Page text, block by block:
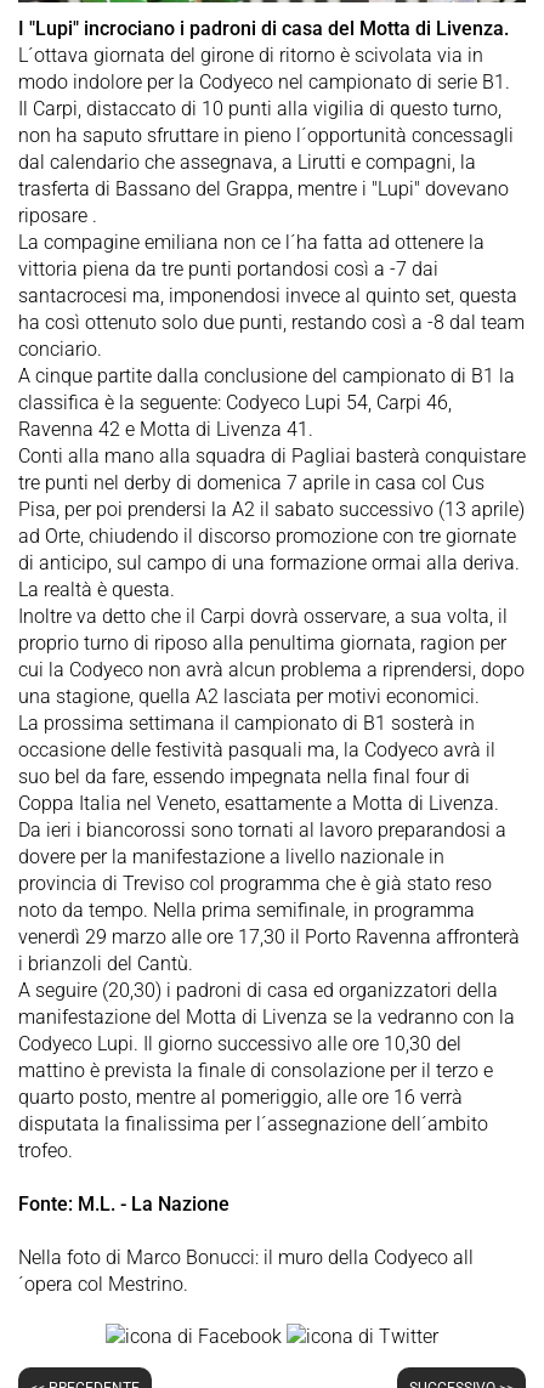
I "Lupi" incrociano i padroni di casa del Motta di Livenza.
L´ottava giornata del girone di ritorno è scivolata via in
modo indolore per la Codyeco nel campionato di serie B1.
Il Carpi, distaccato di 10 punti alla vigilia di questo turno,
non ha saputo sfruttare in pieno l´opportunità concessagli
dal calendario che assegnava, a Lirutti e compagni, la
trasferta di Bassano del Grappa, mentre i "Lupi" dovevano
riposare .
La compagine emiliana non ce l´ha fatta ad ottenere la
vittoria piena da tre punti portandosi così a -7 dai
santacrocesi ma, imponendosi invece al quinto set, questa
ha così ottenuto solo due punti, restando così a -8 dal team
conciario.
A cinque partite dalla conclusione del campionato di B1 la
classifica è la seguente: Codyeco Lupi 54, Carpi 46,
Ravenna 42 e Motta di Livenza 41.
Conti alla mano alla squadra di Pagliai basterà conquistare
tre punti nel derby di domenica 7 aprile in casa col Cus
Pisa, per poi prendersi la A2 il sabato successivo (13 aprile)
ad Orte, chiudendo il discorso promozione con tre giornate
di anticipo, sul campo di una formazione ormai alla deriva.
La realtà è questa.
Inoltre va detto che il Carpi dovrà osservare, a sua volta, il
proprio turno di riposo alla penultima giornata, ragion per
cui la Codyeco non avrà alcun problema a riprendersi, dopo
una stagione, quella A2 lasciata per motivi economici.
La prossima settimana il campionato di B1 sosterà in
occasione delle festività pasquali ma, la Codyeco avrà il
suo bel da fare, essendo impegnata nella final four di
Coppa Italia nel Veneto, esattamente a Motta di Livenza.
Da ieri i biancorossi sono tornati al lavoro preparandosi a
dovere per la manifestazione a livello nazionale in
provincia di Treviso col programma che è già stato reso
noto da tempo. Nella prima semifinale, in programma
venerdì 29 marzo alle ore 17,30 il Porto Ravenna affronterà
i brianzoli del Cantù.
A seguire (20,30) i padroni di casa ed organizzatori della
manifestazione del Motta di Livenza se la vedranno con la
Codyeco Lupi. Il giorno successivo alle ore 10,30 del
mattino è prevista la finale di consolazione per il terzo e
quarto posto, mentre al pomeriggio, alle ore 16 verrà
disputata la finalissima per l´assegnazione dell´ambito
trofeo.
Fonte: M.L. - La Nazione
Nella foto di Marco Bonucci: il muro della Codyeco all
´opera col Mestrino.